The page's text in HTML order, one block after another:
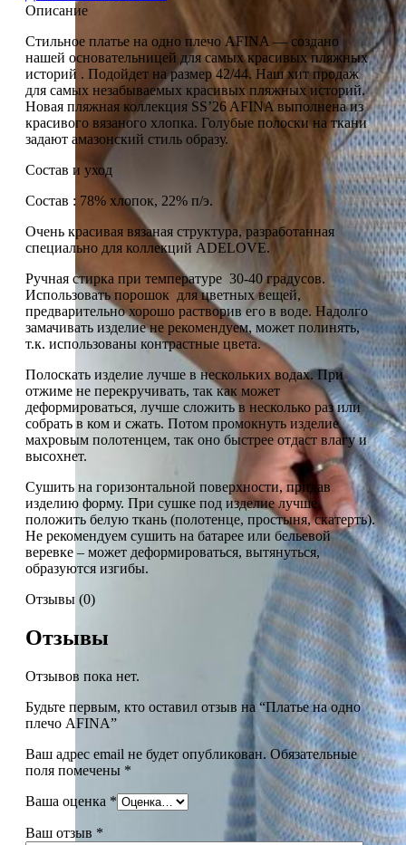
Описание
Стильное платье на одно плечо AFINA — создано
нашей основательницей для самых красивых пляжных
историй . Подойдет на размер 42/44. Наш хит продаж
для самых незабываемых красивых пляжных историй.
Новая пляжная коллекция SS’26 AFINA выполнена из
красивого вязаного хлопка. Голубые полоски на ткани
задают амазонский стиль образу.
Состав и уход
Состав : 78% хлопок, 22% п/э.
Очень красивая вязаная структура, разработанная
специально для коллекций ADELOVE.
Ручная стирка при температуре 30-40 градусов.
Использовать порошок для цветных вещей,
предварительно хорошо растворив его в воде. Надолго
замачивать изделие не рекомендуем, может полинять,
т.к. использованы контрастные цвета.
Полоскать изделие лучше в нескольких водах. При
отжиме не перекручивать, так как может
деформироваться, лучше сложить в несколько раз или
собрать в ком и сжать. Потом промокнуть изделие
махровым полотенцем, так оно быстрее отдаст влагу и
высохнет.
Сушить на горизонтальной поверхности, придав
изделию форму. При сушке под изделие лучше
положить белую ткань (полотенце, простыня, скатерть).
Не рекомендуем сушить на батарее или бельевой
веревке – может деформироваться, вытянуться,
образуются изгибы.
Отзывы (0)
Отзывы
Отзывов пока нет.
Будьте первым, кто оставил отзыв на “Платье на одно
плечо AFINA”
Ваш адрес email не будет опубликован. Обязательные
поля помечены *
Ваша оценка *
Ваш отзыв *